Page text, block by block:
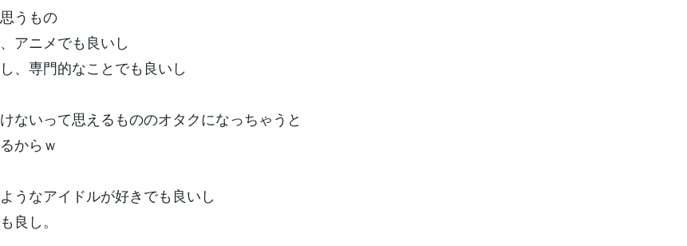
うもの
アニメでも良いし
、専門的なことでも良いし
ないって思えるもののオタクになっちゃうと
からｗ
うなアイドルが好きでも良いし
良し。